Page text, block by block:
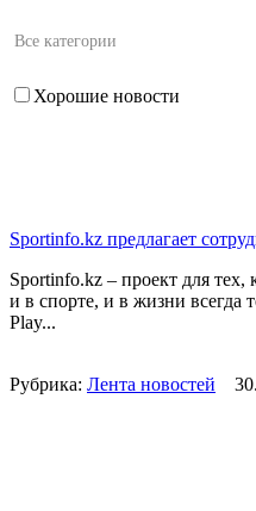
Все категории
Хорошие новости
Sportinfo.kz предлагает
Sportinfo.kz – проект для
и в спорте, и в жизни всегда
Play...
Рубрика: Лента новостей